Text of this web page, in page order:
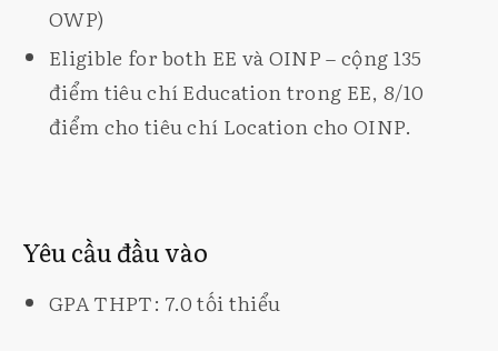
OWP)
Eligible for both EE và OINP – cộng 135
điểm tiêu chí Education trong EE, 8/10
điểm cho tiêu chí Location cho OINP.
Yêu cầu đầu vào
GPA THPT: 7.0 tối thiểu